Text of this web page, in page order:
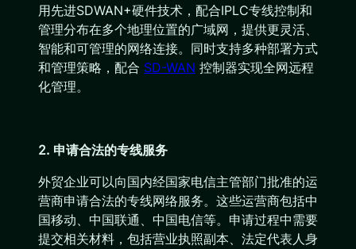
用先进SDWAN+硬件技术，配合IPLC专线控制和
管理分布在多个地理位置的广域网，提供更灵活、
智能和可管理的网络连接。同时支持多种部署方式
和管理策略，配合 SD-WAN 控制器实现全网远程
化管理。
2. 申请合法的专线服务
外贸企业可以向国内经国家电信主管部门批准的运
营商申请合法的专线网络服务。这些运营商包括中
国移动、中国联通、中国电信等。申请过程中需要
提交相关材料，包括营业执照副本、法定代表人身